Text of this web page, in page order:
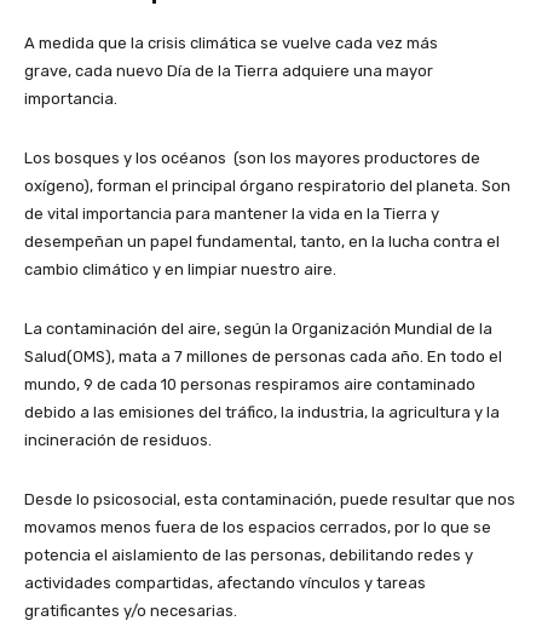
A medida que la crisis climática se vuelve cada vez más
grave, cada nuevo Día de la Tierra adquiere una mayor
importancia.
Los bosques y los océanos (son los mayores productores de
oxígeno), forman el principal órgano respiratorio del planeta. Son
de vital importancia para mantener la vida en la Tierra y
desempeñan un papel fundamental, tanto, en la lucha contra el
cambio climático y en limpiar nuestro aire.
La contaminación del aire, según la Organización Mundial de la
Salud(OMS), mata a 7 millones de personas cada año. En todo el
mundo, 9 de cada 10 personas respiramos aire contaminado
debido a las emisiones del tráfico, la industria, la agricultura y la
incineración de residuos.
Desde lo psicosocial, esta contaminación, puede resultar que nos
movamos menos fuera de los espacios cerrados, por lo que se
potencia el aislamiento de las personas, debilitando redes y
actividades compartidas, afectando vínculos y tareas
gratificantes y/o necesarias.